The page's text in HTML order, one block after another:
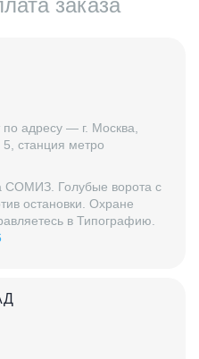
по адресу — г. Москва,
станция метро
СОМИЗ. Голубые ворота с
остановки. Охране
в Типографию.